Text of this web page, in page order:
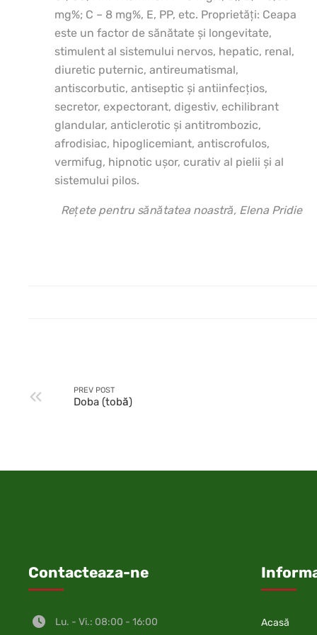
mg%; C – 8 mg%, E, PP, etc. Proprietăţi: Ceapa
este un factor de sănătate şi longevitate,
stimulent al sistemului nervos, hepatic, renal,
diuretic puternic, antireumatismal,
antiscorbutic, antiseptic şi antiinfecţios,
secretor, expectorant, digestiv, echilibrant
glandular, anticlerotic şi antitrombozic,
afrodisiac, hipoglicemiant, antiscrofulos,
vermifug, hipnotic uşor, curativ al pielii şi al
sistemului pilos.
Rețete pentru sănătatea noastră, Elena Pridie
PREV POST
Doba (tobă)
Contacteaza-ne
Lu. - Vi.: 08:00 - 16:00 Acasă